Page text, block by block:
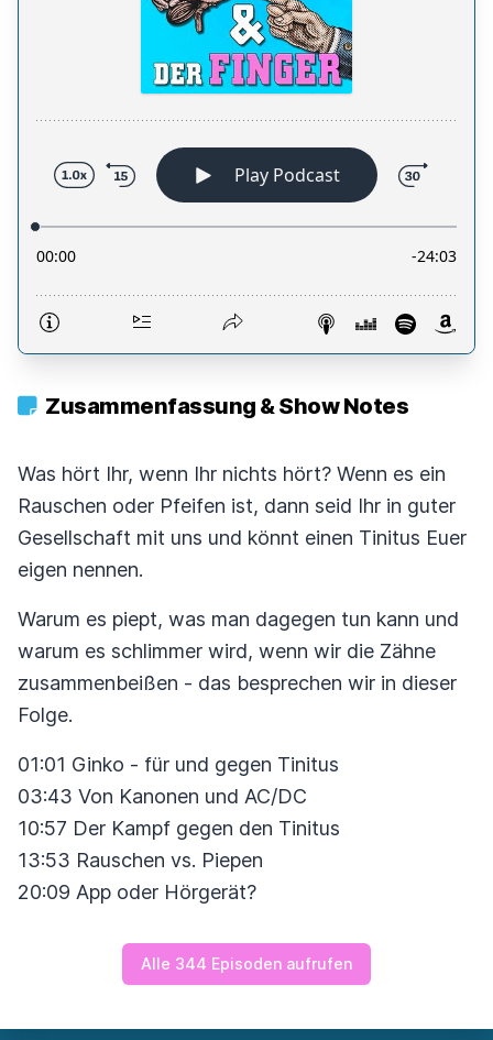
Zusammenfassung & Show Notes
Was hört Ihr, wenn Ihr nichts hört? Wenn es ein
Rauschen oder Pfeifen ist, dann seid Ihr in guter
Gesellschaft mit uns und könnt einen Tinitus Euer
eigen nennen.
Warum es piept, was man dagegen tun kann und
warum es schlimmer wird, wenn wir die Zähne
zusammenbeißen - das besprechen wir in dieser
Folge.
01:01 Ginko - für und gegen Tinitus
03:43 Von Kanonen und AC/DC
10:57 Der Kampf gegen den Tinitus
13:53 Rauschen vs. Piepen
20:09 App oder Hörgerät?
Alle 344 Episoden aufrufen